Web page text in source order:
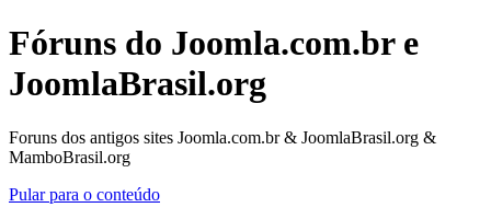
Fóruns do Joomla.com.br e
JoomlaBrasil.org
Foruns dos antigos sites Joomla.com.br & JoomlaBrasil.org &
MamboBrasil.org
Pular para o conteúdo